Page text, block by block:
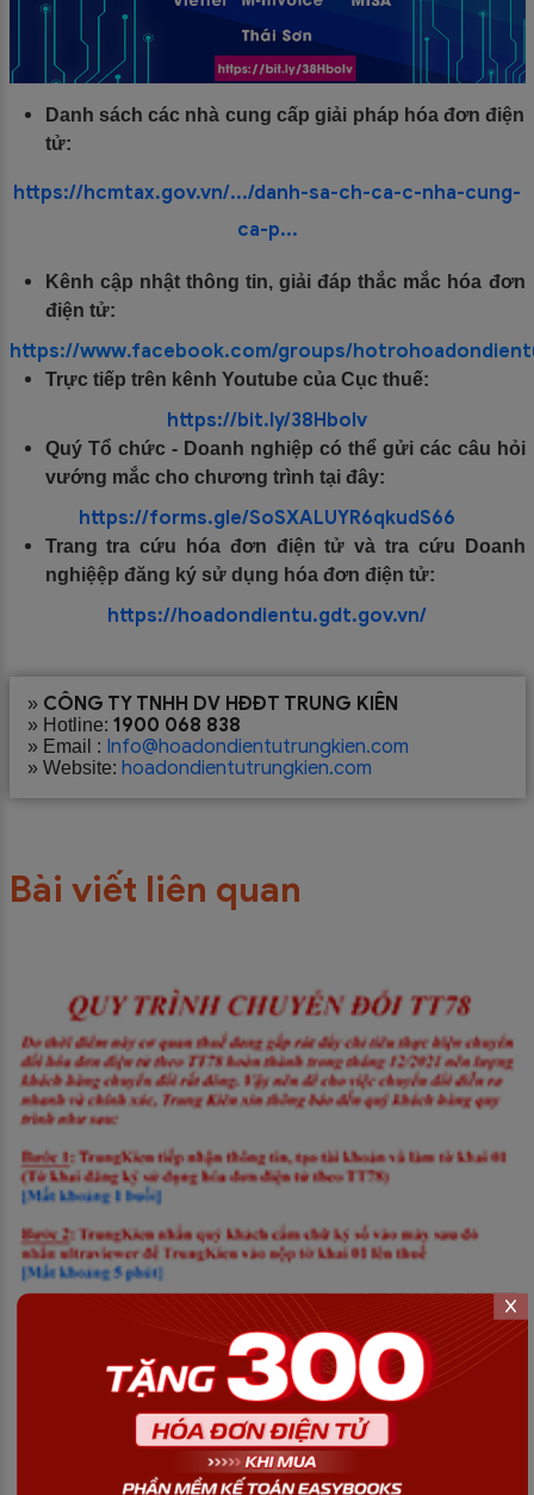
Danh sách các nhà cung cấp giải pháp hóa đơn điện
tử:
https://hcmtax.gov.vn/.../danh-sa-ch-ca-c-nha-cung-
ca-p...
Kênh cập nhật thông tin, giải đáp thắc mắc hóa đơn
điện tử:
https://www.facebook.com/groups/
Trực tiếp trên kênh Youtube của Cục thuế:
https://bit.ly/38HboIv
Quý Tổ chức - Doanh nghiệp có thể gửi các câu hỏi
vướng mắc cho chương trình tại đây:
https://forms.gle/SoSXALUYR6qkudS66
Trang tra cứu hóa đơn điện tử và tra cứu Doanh
nghiệệp đăng ký sử dụng hóa đơn điện tử:
https://hoadondientu.gdt.gov.vn/
» CÔNG TY TNHH DV HĐĐT TRUNG KIÊN
» Hotline: 1900 068 838
» Email : Info@hoadondientutrungkien.com
» Website: hoadondientutrungkien.com
Bài viết liên quan